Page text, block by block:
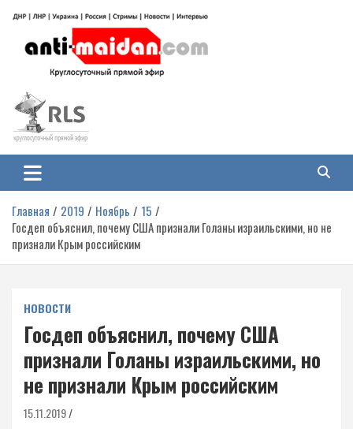
содержимому
Антимайдан: Гражданская война
на Украине
гражданской войне на Украине, включая события в Новороссии, ДНР,
ЛНР и других регионах.
Главная 2019 Ноябрь
15
Госдеп объяснил, почему США признали Голаны израильскими, но не
признали Крым российским
НОВОСТИ
Госдеп объяснил, почему США
признали Голаны израильскими, но
не признали Крым российским
15.11.2019